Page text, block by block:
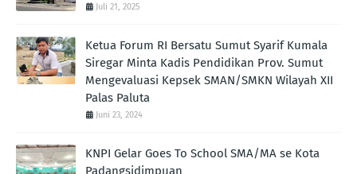
Juli 21, 2025
Ketua Forum RI Bersatu Sumut Syarif Kumala
Siregar Minta Kadis Pendidikan Prov. Sumut
Mengevaluasi Kepsek SMAN/SMKN Wilayah XII
Palas Paluta
Juni 23, 2024
KNPI Gelar Goes To School SMA/MA se Kota
Padangsidimpuan